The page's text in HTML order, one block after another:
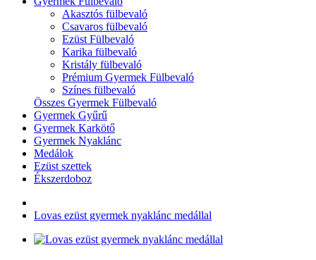
Akasztós fülbevaló
Csavaros fülbevaló
Ezüst Fülbevaló
Karika fülbevaló
Kristály fülbevaló
Prémium Gyermek Fülbevaló
Színes fülbevaló
Összes Gyermek Fülbevaló
Gyermek Gyűrű
Gyermek Karkötő
Gyermek Nyaklánc
Medálok
Ezüst szettek
Ékszerdoboz
Lovas ezüst gyermek nyaklánc medállal